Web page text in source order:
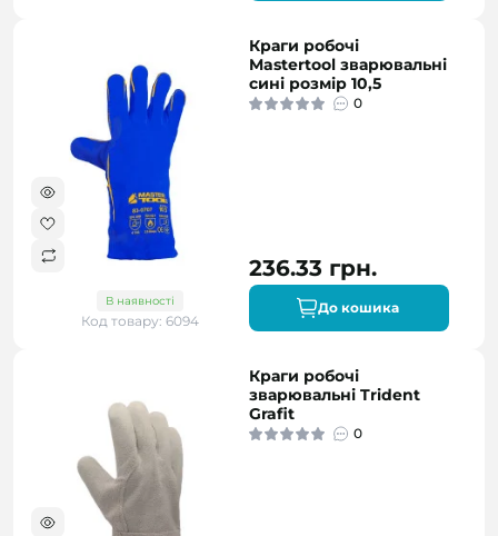
В наявності
Код товару: 6094
Краги робочі
Mastertool зварювальні
сині розмір 10,5
0
236.33 грн.
До кошика
Краги робочі
зварювальні Trident
Grafit
0